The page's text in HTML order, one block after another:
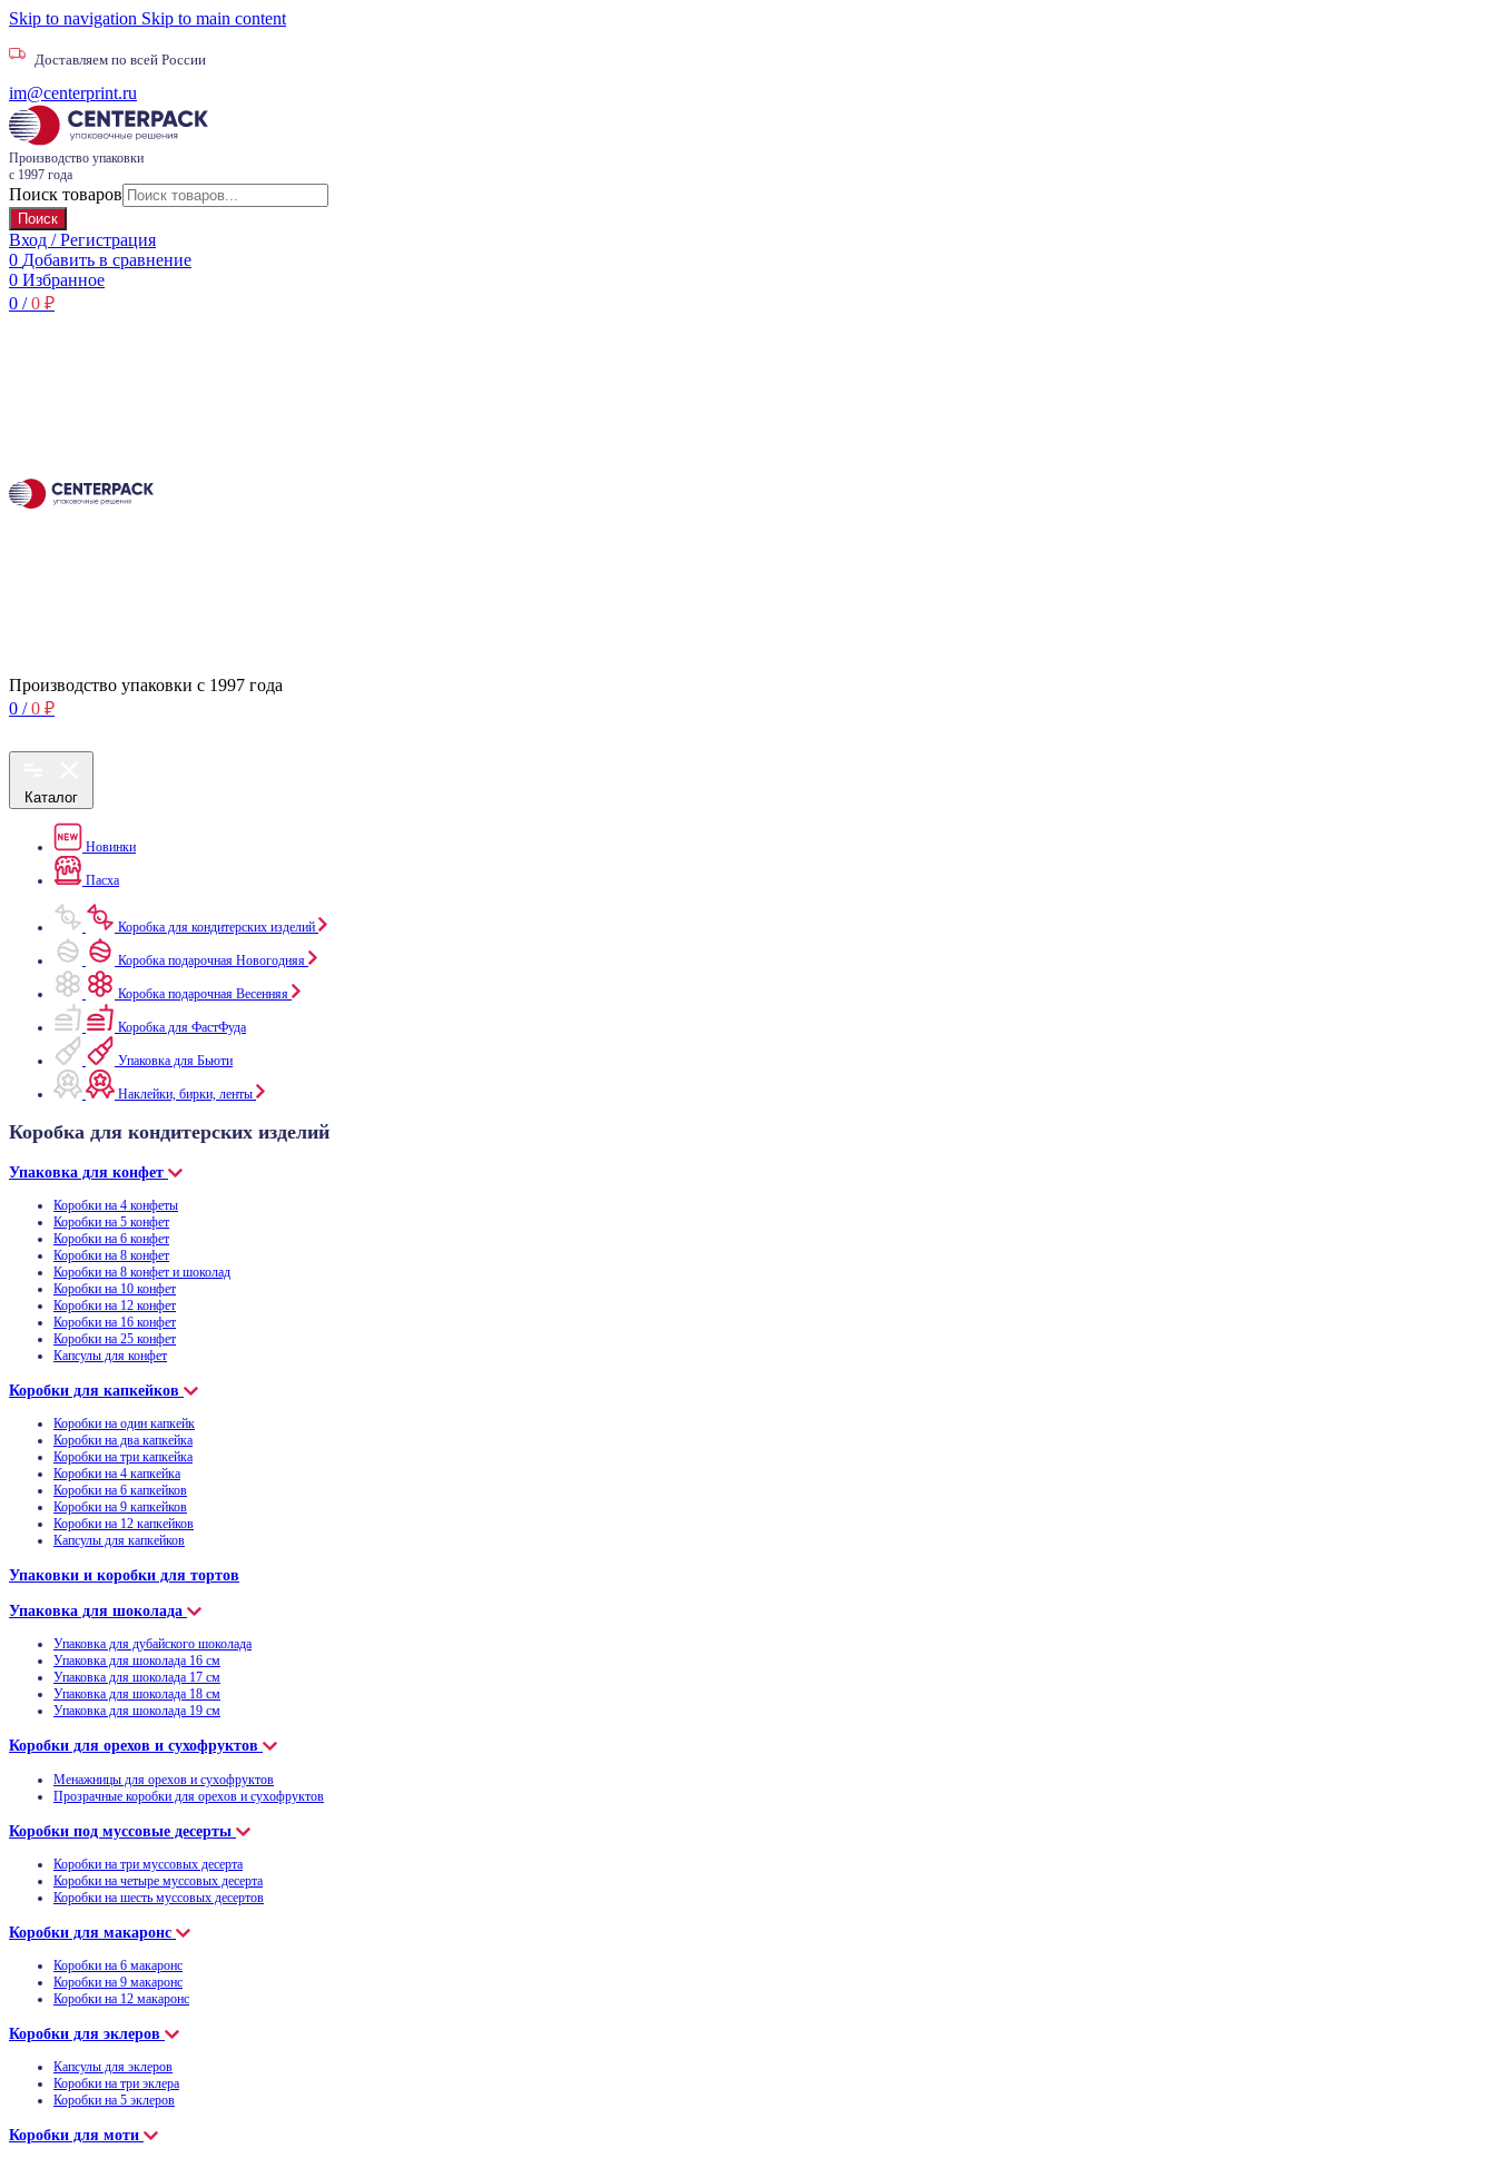
Skip to navigation Skip to main content
Доставляем по всей России
im@centerprint.ru
Производство упаковки
с 1997 года
Поиск товаров
Поиск
Вход / Регистрация
0 Добавить в сравнение
0 Избранное
0 / 0 ₽
Производство упаковки с 1997 года
0 / 0 ₽
Каталог
Новинки
Пасха
Коробка для кондитерских изделий
Коробка подарочная Новогодняя
Коробка подарочная Весенняя
Коробка для ФастФуда
Упаковка для Бьюти
Наклейки, бирки, ленты
Коробка для кондитерских изделий
Упаковка для конфет
Коробки на 4 конфеты
Коробки на 5 конфет
Коробки на 6 конфет
Коробки на 8 конфет
Коробки на 8 конфет и шоколад
Коробки на 10 конфет
Коробки на 12 конфет
Коробки на 16 конфет
Коробки на 25 конфет
Капсулы для конфет
Коробки для капкейков
Коробки на один капкейк
Коробки на два капкейка
Коробки на три капкейка
Коробки на 4 капкейка
Коробки на 6 капкейков
Коробки на 9 капкейков
Коробки на 12 капкейков
Капсулы для капкейков
Упаковки и коробки для тортов
Упаковка для шоколада
Упаковка для дубайского шоколада
Упаковка для шоколада 16 см
Упаковка для шоколада 17 см
Упаковка для шоколада 18 см
Упаковка для шоколада 19 см
Коробки для орехов и сухофруктов
Менажницы для орехов и сухофруктов
Прозрачные коробки для орехов и сухофруктов
Коробки под муссовые десерты
Коробки на три муссовых десерта
Коробки на четыре муссовых десерта
Коробки на шесть муссовых десертов
Коробки для макаронс
Коробки на 6 макаронс
Коробки на 9 макаронс
Коробки на 12 макаронс
Коробки для эклеров
Капсулы для эклеров
Коробки на три эклера
Коробки на 5 эклеров
Коробки для моти